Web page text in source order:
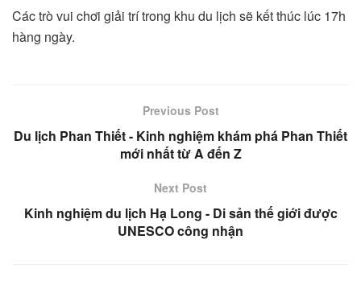
Các trò vui chơi giải trí trong khu du lịch sẽ kết thúc lúc 17h
hàng ngày.
Previous Post
Du lịch Phan Thiết - Kinh nghiệm khám phá Phan Thiết
mới nhất từ A đến Z
Next Post
Kinh nghiệm du lịch Hạ Long - Di sản thế giới được
UNESCO công nhận